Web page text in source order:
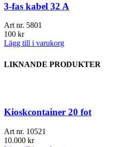
3-fas kabel 32 A
Art nr. 5801
100 kr
Lägg till i varukorg
LIKNANDE PRODUKTER
Kioskcontainer 20 fot
Art nr. 10521
10.000 kr